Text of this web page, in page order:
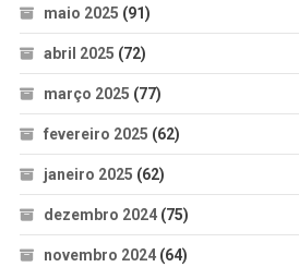
maio 2025 (91)
abril 2025 (72)
março 2025 (77)
fevereiro 2025 (62)
janeiro 2025 (62)
dezembro 2024(75)
novembro 2024(64)